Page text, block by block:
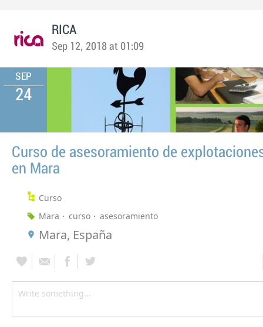
RICA
Sep 12, 2018 at 01:09
SEP
24
Curso de asesoramiento de
en Mara
Curso
Mara
curso asesoramiento
Mara, España